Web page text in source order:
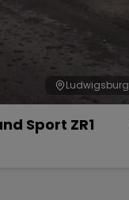
Ludwigsburg
Sport ZR1